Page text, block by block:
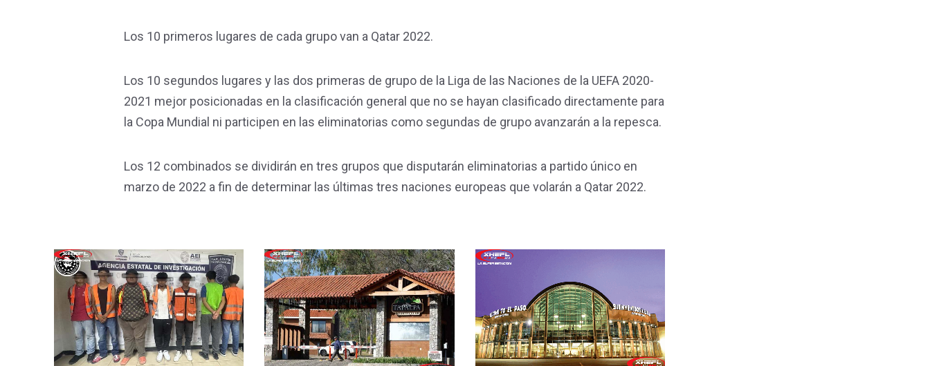
Los 10 primeros lugares de cada grupo van a Qatar 2022.
Los 10 segundos lugares y las dos primeras de grupo de la Liga de las Naciones de la UEFA 2020-
2021 mejor posicionadas en la clasificación general que no se hayan clasificado directamente para
la Copa Mundial ni participen en las eliminatorias como segundas de grupo avanzarán a la repesca.
Los 12 combinados se dividirán en tres grupos que disputarán eliminatorias a partido único en
marzo de 2022 a fin de determinar las últimas tres naciones europeas que volarán a Qatar 2022.